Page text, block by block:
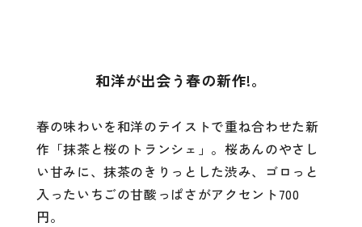
和洋が出会う春の新作!。
春の味わいを和洋のテイストで重ね合わせた新
作「抹茶と桜のトランシェ」。桜あんのやさし
い甘みに、抹茶のきりっとした渋み、ゴロっと
入ったいちごの甘酸っぱさがアクセント700
円。